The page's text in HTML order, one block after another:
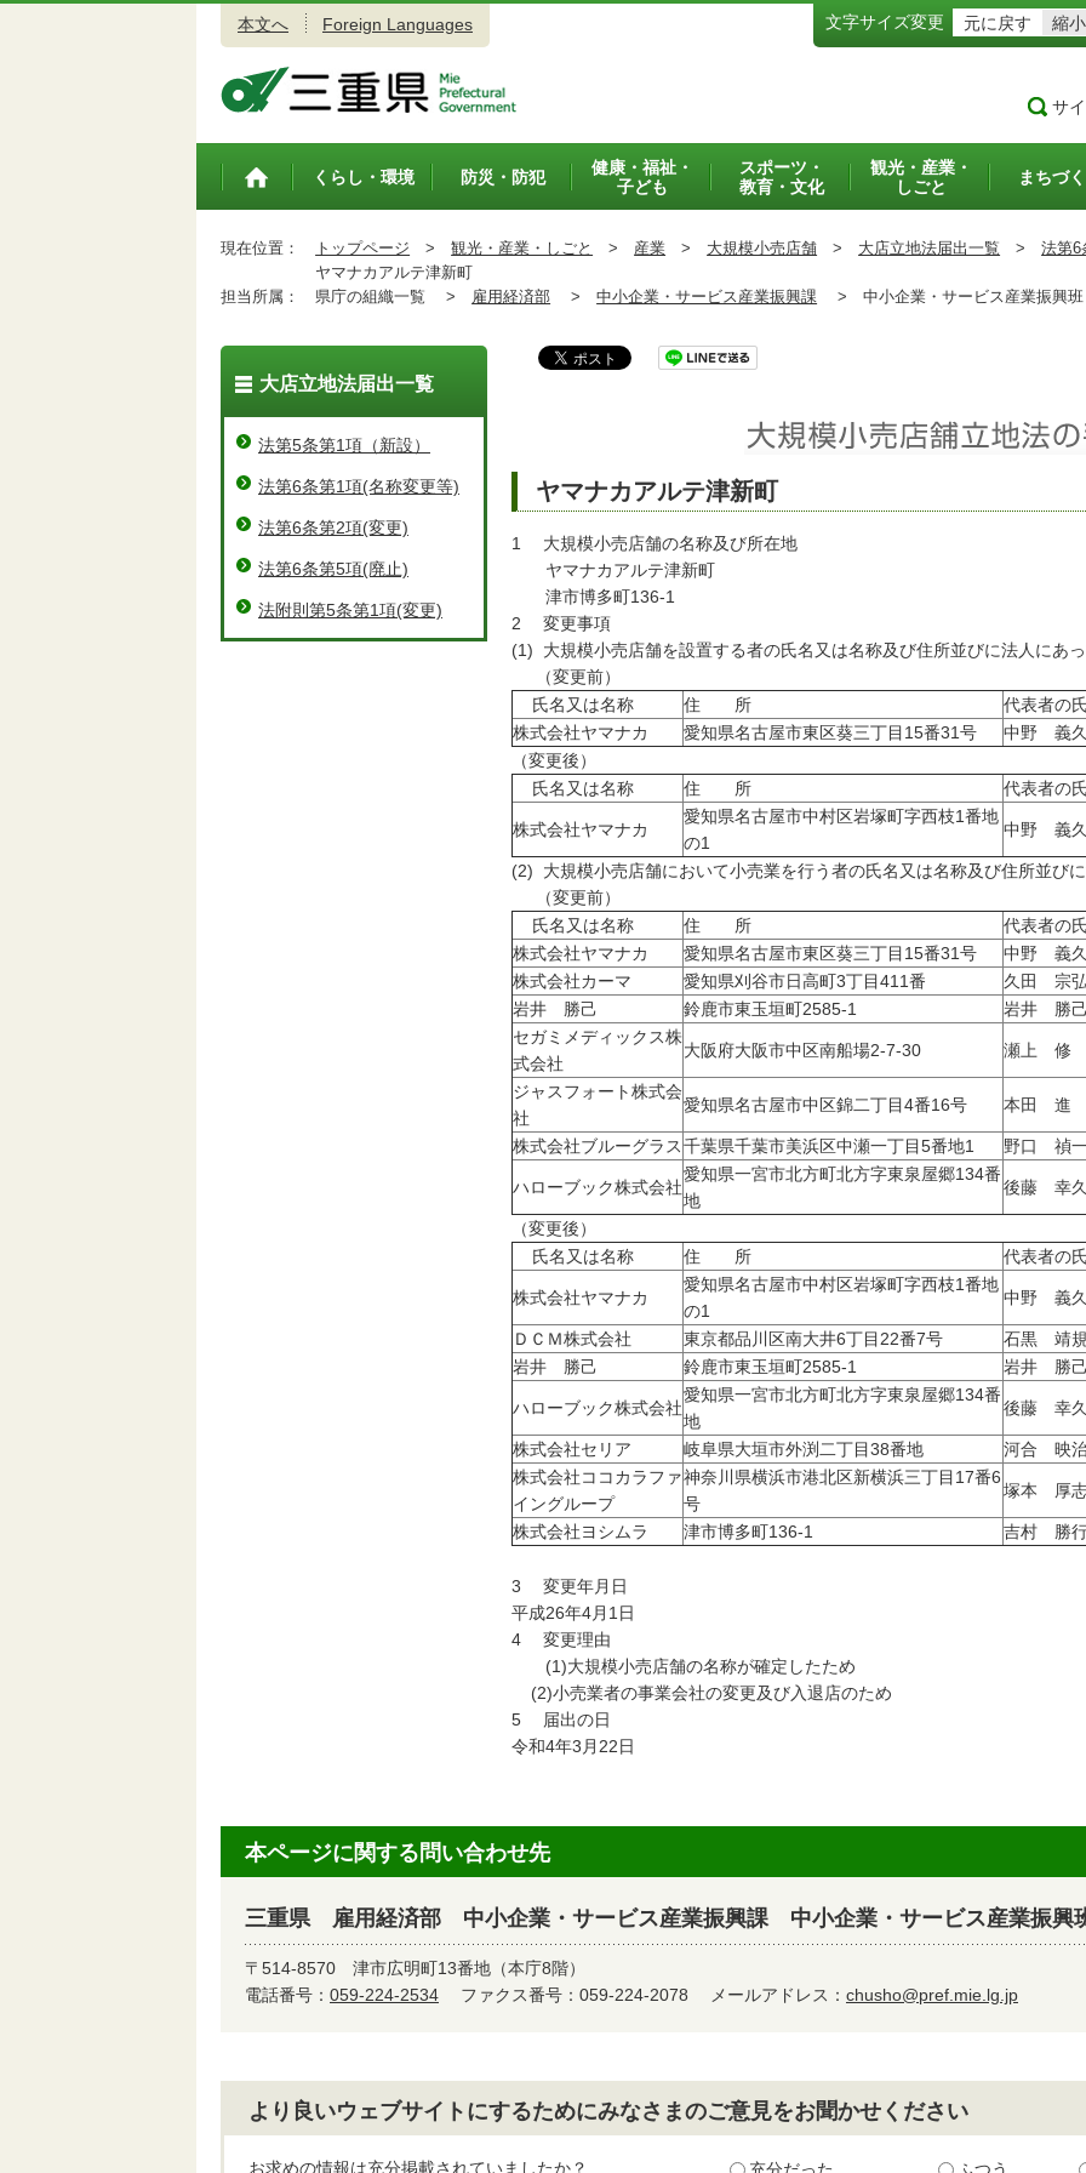
本文へ Foreign Languages 文字サイズ変更 元に戻す 縮小
サ
トップペ
くらし・環境 防災・防犯
健康・福祉・
子ども
スポーツ・
教育・文化
観光・産業・
しごと
まちづ
現在位置： トップページ > 観光・産業・しごと > 産業 > 大規模小売店舗 > 大店立地法届出一覧 > 法第6
ヤマナカアルテ津新町
担当所属：
県庁の組織一覧 > 雇用経済部 > 中小企業・サービス産業振興課 > 中小企業・サービス産業振興
ヤマナカアルテ津新町
1 大規模小売店舗の名称及び所在地
ヤマナカアルテ津新町
津市博多町136-1
2 変更事項
(1) 大規模小売店舗を設置する者の氏名又は名称及び住所並びに法人にあ
（変更前）
氏名又は名称
住 所
代表者の
株式会社ヤマナカ
愛知県名古屋市東区葵三丁目15番31号
中野 義久
（変更後）
氏名又は名称
住 所 代表者の
株式会社ヤマナカ
愛知県名古屋市中村区岩塚町字西枝1番地
の1
中野 義久
(2) 大規模小売店舗において小売業を行う者の氏名又は名称及び住所並び
（変更前）
氏名又は名称
住 所
代表者の
株式会社ヤマナカ
愛知県名古屋市東区葵三丁目15番31号
中野 義久
株式会社カーマ
愛知県刈谷市日高町3丁目411番
久田 宗弘
岩井 勝己
鈴鹿市東玉垣町2585-1
岩井 勝己
セガミメディックス株
式会社
大阪府大阪市中区南船場2-7-30 瀬上 修
ジャスフォート株式会
社
愛知県名古屋市中区錦二丁目4番16号 本田 進
株式会社ブルーグラス千葉県千葉市美浜区中瀬一丁目5番地1 野口 禎
ハローブック株式会社
愛知県一宮市北方町北方字東泉屋郷134番
地
後藤 幸久
（変更後）
氏名又は名称
住 所 代表者の
株式会社ヤマナカ
愛知県名古屋市中村区岩塚町字西枝1番地
の1
中野 義久
ＤＣＭ株式会社 東京都品川区南大井6丁目22番7号
石黒 靖規
岩井 勝己
鈴鹿市東玉垣町2585-1 岩井 勝己
ハローブック株式会社
愛知県一宮市北方町北方字東泉屋郷134番
地
後藤 幸久
株式会社セリア 岐阜県大垣市外渕二丁目38番地
河合 映
株式会社ココカラファ
イングループ
神奈川県横浜市港北区新横浜三丁目17番6
号
塚本 厚
株式会社ヨシムラ 津市博多町136-1 吉村 勝
3 変更年月日
平成26年4月1日
4 変更理由
(1)大規模小売店舗の名称が確定したため
(2)小売業者の事業会社の変更及び入退店のため
5 届出の日
令和4年3月22日
大店立地法届出一覧
法第5条第1項（新設）
法第6条第1項(名称変更等)
法第6条第2項(変更)
法第6条第5項(廃止)
法附則第5条第1項(変更)
本ページに関する問い合わせ先
三重県 雇用経済部 中小企業・サービス産業振興課 中小企業・サービス産業振興
〒514-8570 津市広明町13番地（本庁8階）
電話番号： 059-224-2534 ファクス番号：059-224-2078 メールアドレス： chusho@pref.mie.lg.jp
より良いウェブサイトにするためにみなさまのご意見をお聞かせください
お求めの情報は充分掲載されていましたか？